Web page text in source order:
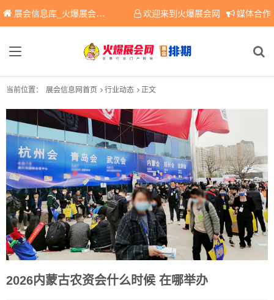
展会信息库_火爆展会网免费展会信息查询平台，提供专业会展服务！ 欢迎来到火爆展会网 媒体合作
当前位置： 展会信息网首页 行业动态 正文
2026内蒙古农资会什么时候 在哪举办